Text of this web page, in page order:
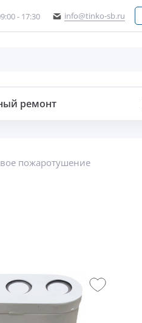
- 17:30 info@tinko-sb.ru
ремонт
пожаротушение